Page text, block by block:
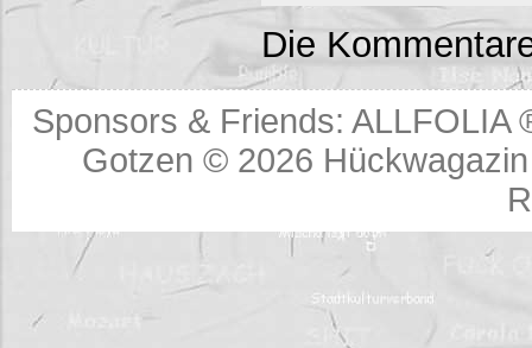
Die
Sponsors & Friends:ALLFOLIA
Gotzen © 2026